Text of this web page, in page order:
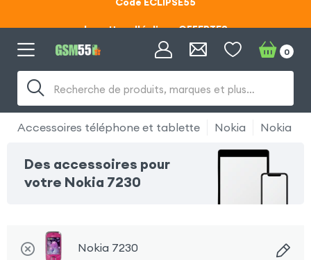
Code ECLIPSE55
Code ECLIPSE55
Recherche de produits, marques et plus…
0
Accessoires téléphone et tablette Nokia Nokia
Des accessoires pour
votre Nokia 7230
Nokia 7230